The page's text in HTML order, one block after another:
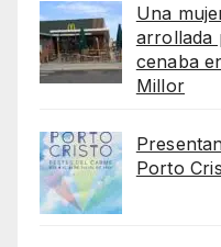
Una
arrollada
cenaba
Millor
Porto